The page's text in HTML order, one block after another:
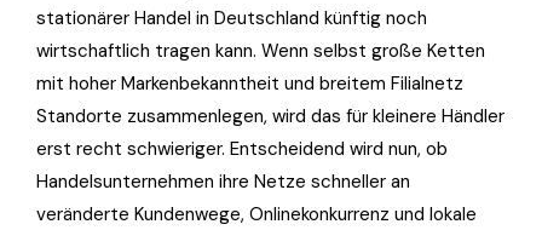
stationärer Handel in Deutschland künftig noch
wirtschaftlich tragen kann. Wenn selbst große Ketten
mit hoher Markenbekanntheit und breitem Filialnetz
Standorte zusammenlegen, wird das für kleinere Händler
erst recht schwieriger. Entscheidend wird nun, ob
Handelsunternehmen ihre Netze schneller an
veränderte Kundenwege, Onlinekonkurrenz und lokale